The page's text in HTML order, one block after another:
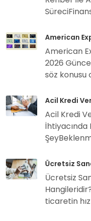
American
American
2026
söz konusu
Acil Kredi
Acil Kredi
Ücretsiz
Ücretsiz
ticaretin